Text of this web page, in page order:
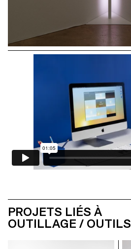
PROJETS LIÉS À
OUTILLAGE / OUTILS